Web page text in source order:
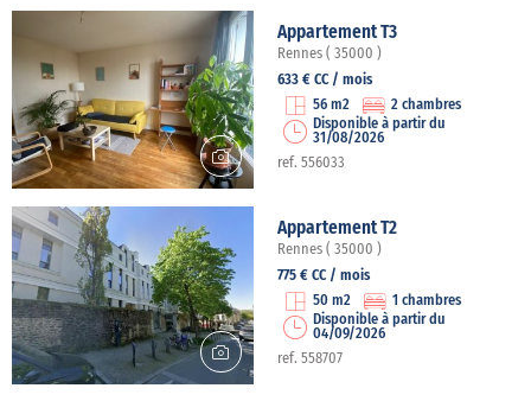
Appartement T3
Rennes ( 35000 )
633 € CC / mois
56 m2
2 chambres
Disponible à partir du
31/08/2026
ref. 556033
Appartement T2
Rennes ( 35000 )
775 € CC / mois
50 m2
1 chambres
Disponible à partir du
04/09/2026
ref. 558707